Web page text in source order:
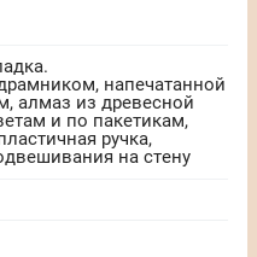
напечатанной
алмаз из древесной
и по пакетикам,
ручка,
на стену